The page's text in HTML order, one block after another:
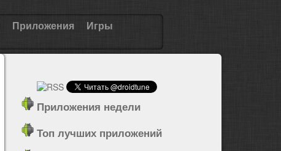
Приложения Игры
Приложения недели
Топ лучших приложений